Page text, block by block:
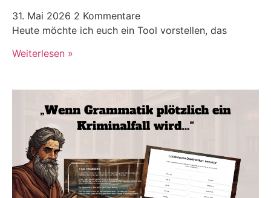
31. Mai 2026 2 Kommentare
Heute möchte ich euch ein Tool vorstellen, das
Weiterlesen »